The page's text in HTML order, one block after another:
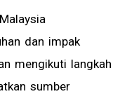
dan impak
mengikuti langkah
sumber